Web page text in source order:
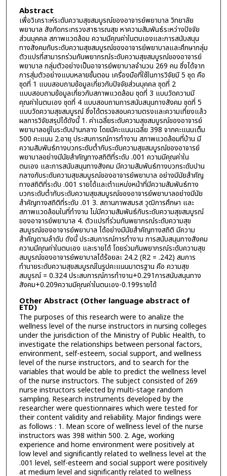
Abstract
เพื่อวิเคราะห์ระดับความสุขสมบูรณ์ของอาจารย์พยาบาล วิทยาลัย
พยาบาล สังกัดกระทรวงสาธารณสุข หาความสัมพันธ์ระหว่างปัจจัย
ส่วนบุคคล สภาพแวดล้อม ความมีคุณค่าในตนเองและการสนับสนุน
ทางสังคมกับระดับความสุขสมบูรณ์ของอาจารย์พยาบาลและศึกษากลุ่ม
ตัวแปรที่สามารถร่วมกันพยากรณ์ระดับความสุขสมบูรณ์ของอาจารย์
พยาบาล กลุ่มตัวอย่างเป็นอาจารย์พยาบาลจำนวน 269 คน ซึ่งได้จาก
การสุ่มตัวอย่างแบบหลายขั้นตอน เครื่องมือที่ใช้ในการวิจัยมี 5 ชุด คือ
ชุดที่ 1 แบบสอบถามข้อมูลเกี่ยวกับปัจจัยส่วนบุคคล ชุดที่ 2
แบบสอบถามข้อมูลเกี่ยวกับสภาพแวดล้อม ชุดที่ 3 แบบวัดความมี
คุณค่าในตนเอง ชุดที่ 4 แบบสอบถามการสนับสนุนทางสังคม ชุดที่ 5
แบบวัดความสุขสมบูรณ์ ซึ่งได้ตรวจสอบความตรงและความเที่ยงแล้ว
ผลการวิจัยสรุปได้ดังนี้ 1. ค่าเฉลี่ยระดับความสุขสมบูรณ์ของอาจารย์
พยาบาลอยู่ในระดับปานกลาง โดยมีคะแนนเฉลี่ย 398 จากคะแนนเต็ม
500 คะแนน 2.อายุ ประสบการณ์การทำงาน สภาพแวดล้อมที่บ้าน มี
ความสัมพันธ์ทางบวกระดับต่ำกับระดับความสุขสมบูรณ์ของอาจารย์
พยาบาลอย่างมีนัยสำคัญทางสถิติที่ระดับ .001 ความมีคุณค่าใน
ตนเอง และการสนับสนุนทางสังคม มีความสัมพันธ์ทางบวกระดับปาน
กลางกับระดับความสุขสมบูรณ์ของอาจารย์พยาบาล อย่างมีนัยสำคัญ
ทางสถิติที่ระดับ .001 รายได้และตำแหน่งหน้าที่มีความสัมพันธ์ทาง
บวกระดับต่ำกับระดับความสุขสมบูรณ์ของอาจารย์พยาบาลอย่างมีนัย
สำคัญทางสถิติที่ระดับ .01 3. สถานภาพสมรส วุฒิการศึกษา และ
สภาพแวดล้อมในที่ทำงาน ไม่มีความสัมพันธ์กับระดับความสุขสมบูรณ์
ของอาจารย์พยาบาล 4. ตัวแปรที่ร่วมกันพยากรณ์ระดับความสุข
สมบูรณ์ของอาจารย์พยาบาล ได้อย่างมีนัยสำคัญทางสถิติ มีความ
สำคัญตามลำดับ ดังนี้ ประสบการณ์การทำงาน การสนับสนุนทางสังคม
ความมีคุณค่าในตนเอง และรายได้ โดยร่วมกันพยากรณ์ระดับความสุข
สมบูรณ์ของอาจารย์พยาบาลได้ร้อยละ 24.2 (R2 = .242) สมการ
ทำนายระดับความสุขสมบูรณ์ในรูปคะแนนมาตรฐาน คือ ความสุข
สมบูรณ์ = 0.324 ประสบการณ์การทำงาน+0.291การสนับสนุนทาง
สังคม+0.209ความมีคุณค่าในตนเอง-0.199รายได้
Other Abstract (Other language abstract of
ETD)
The purposes of this research were to analize the
wellness level of the nurse instructors in nursing colleges
under the jurisdiction of the Ministry of Public Health, to
investigate the relationships between personal factors,
environment, self-esteem, social support, and wellness
level of the nurse instructors, and to search for the
variables that would be able to predict the wellness level
of the nurse instructors. The subject consisted of 269
nurse instructors selected by multi-stage random
sampling. Research instruments developed by the
researcher were questionnaires which were tested for
their content validity and reliability. Major findings were
as follows : 1. Mean score of wellness level of the nurse
instructors was 398 within 500. 2. Age, working
experience and home environment were positively at
low level and significantly related to wellness level at the
.001 level, self-esteem and social support were positively
at medium level and significantly related to wellness